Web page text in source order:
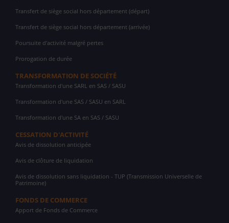
Transfert de siège social hors département (départ)
Transfert de siège social hors département (arrivée)
Poursuite d'activité malgré pertes
Prorogation de durée
TRANSFORMATION DE SOCIÉTÉ
Transformation d'une SARL en SAS / SASU
Transformation d'une SAS / SASU en SARL
Transformation d'une SA en SAS / SASU
CESSATION D'ACTIVITÉ
Avis de dissolution anticipée
Avis de clôture de liquidation
Avis de dissolution sans liquidation - TUP (Transmission Universelle de
Patrimoine)
FONDS DE COMMERCE
Apport de Fonds de Commerce